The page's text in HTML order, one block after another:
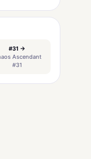
#31 →
Ascendant
#31